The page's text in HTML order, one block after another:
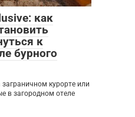
как
к
бурного
курорте или
в загородном отеле